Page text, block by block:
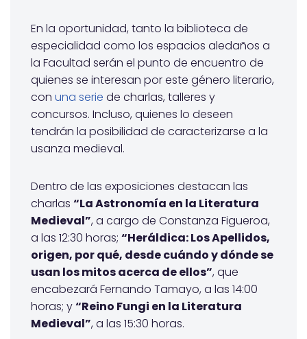
En la oportunidad, tanto la biblioteca de
especialidad como los espacios aledaños a
la Facultad serán el punto de encuentro de
quienes se interesan por este género literario,
con una serie de charlas, talleres y
concursos. Incluso, quienes lo deseen
tendrán la posibilidad de caracterizarse a la
usanza medieval.
Dentro de las exposiciones destacan las
charlas “La Astronomía en la Literatura
Medieval”, a cargo de Constanza Figueroa,
a las 12:30 horas; “Heráldica: Los Apellidos,
origen, por qué, desde cuándo y dónde se
usan los mitos acerca de ellos”, que
encabezará Fernando Tamayo, a las 14:00
horas; y“Reino Fungi en la Literatura
Medieval”, a las 15:30 horas.